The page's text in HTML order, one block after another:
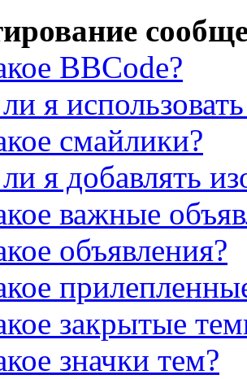
BBCode?
я
смайлики?
я добавлять
важные
объявления?
закрытые
значки тем?